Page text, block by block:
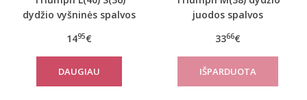
dydžio vyšninės spalvos
EverNew SH01
1495€
DAUGIAU
juodos spalvos
marškinėliai women
move FLOW Tank Top
3366€